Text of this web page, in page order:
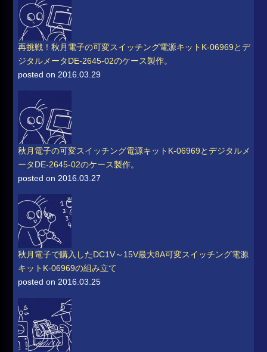
再挑戦！秋月電子の可変スイッチング電源キットK-06969とデ
ジタルメータDE-2645-02のケース製作。
posted on 2016.03.29
秋月電子の可変スイッチング電源キットK-06969とデジタルメ
ータDE-2645-02のケース製作。
posted on 2016.03.27
秋月電子で購入したDC1V～15V最大8A可変スイッチング電源
キットK-06969の組み立て
posted on 2016.03.25